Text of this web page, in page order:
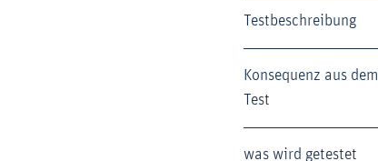
Testbeschreibung
Konsequenz aus dem
Test
was wird getestet